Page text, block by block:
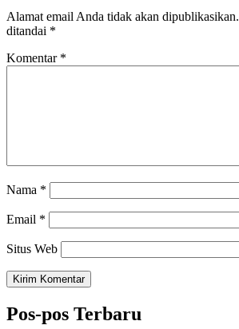
Alamat email Anda tidak akan dipublikasikan.
ditandai *
Komentar *
Nama *
Email *
Situs Web
Pos-pos Terbaru